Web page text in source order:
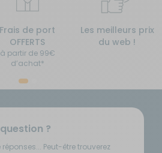
Frais de port
OFFERTS
à partir de 99€
d’achat*
Les meilleurs prix
du web !
?
Peut-être trouverez